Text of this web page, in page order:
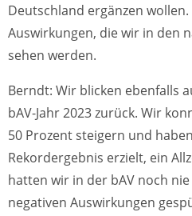
Deutschland ergänzen
Auswirkungen, die wir in den
sehen werden.
Berndt: Wir blicken ebenfalls
bAV-Jahr 2023 zurück. Wir
50 Prozent steigern und
Rekordergebnis erzielt, ein
hatten wir in der bAV noch
negativen Auswirkungen